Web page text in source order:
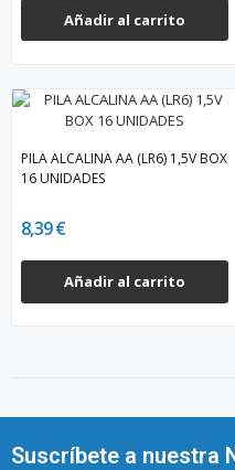
Añadir al carrito
PILA ALCALINA AA (LR6) 1,5V BOX
16 UNIDADES
8,39 €
Añadir al carrito
Suscríbete a nuestra